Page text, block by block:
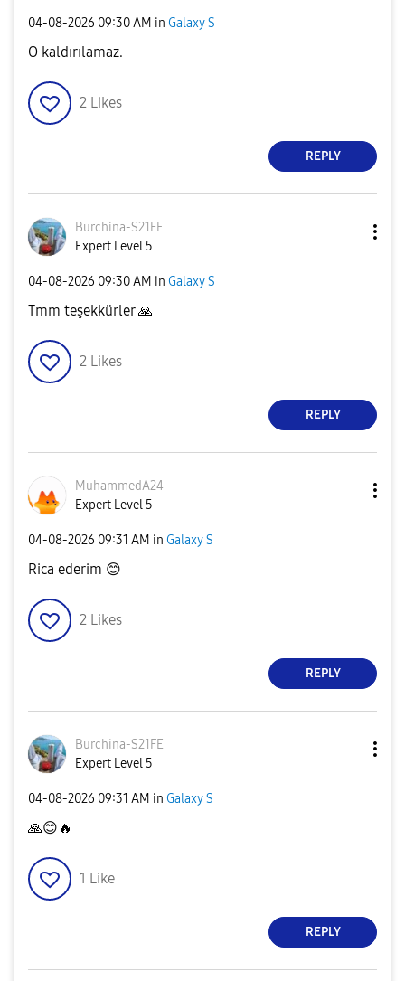
‎04-08-2026 09:30 AM in Galaxy S
O kaldırılamaz.
2 Likes
REPLY
Burchina-S21FE
Expert Level 5
‎04-08-2026 09:30 AM in Galaxy S
Tmm teşekkürler🙏
2 Likes
REPLY
MuhammedA24
Expert Level 5
‎04-08-2026 09:31 AM in Galaxy S
Rica ederim 😊
2 Likes
REPLY
Burchina-S21FE
Expert Level 5
‎04-08-2026 09:31 AM in Galaxy S
🙏😊 🔥
1 Like
REPLY